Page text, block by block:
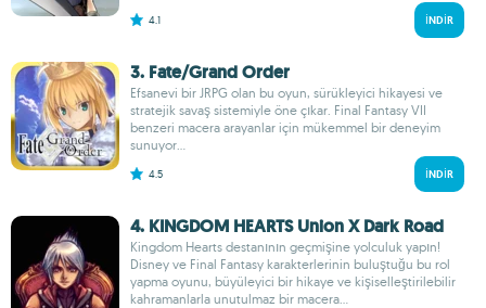
4.1 İNDIR
3. Fate/Grand Order
Efsanevi bir JRPG olan bu oyun, sürükleyici hikayesi ve
stratejik savaş sistemiyle öne çıkar. Final Fantasy VII
benzeri macera arayanlar için mükemmel bir deneyim
sunuyor...
4.5 İNDIR
4. KINGDOM HEARTS Union X Dark Road
Kingdom Hearts destanının geçmişine yolculuk yapın!
Disney ve Final Fantasy karakterlerinin buluştuğu bu rol
yapma oyunu, büyüleyici bir hikaye ve kişiselleştirilebilir
kahramanlarla unutulmaz bir macera...